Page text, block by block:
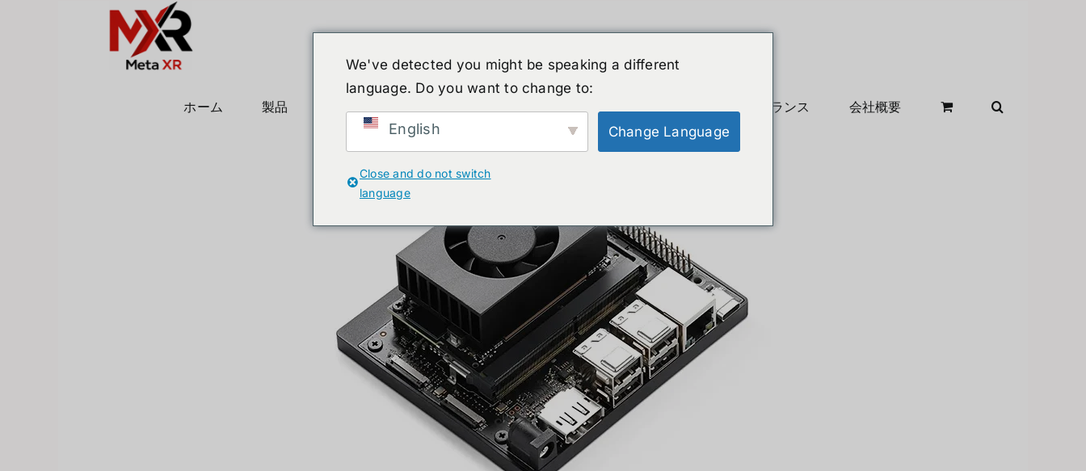
ホーム 製品 クリアランス 会社概要
We've detected you might be speaking a different
language. Do you want to change to:
English Change Language
Close and do not switch
language